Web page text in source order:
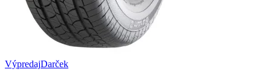
VýpredajDarček